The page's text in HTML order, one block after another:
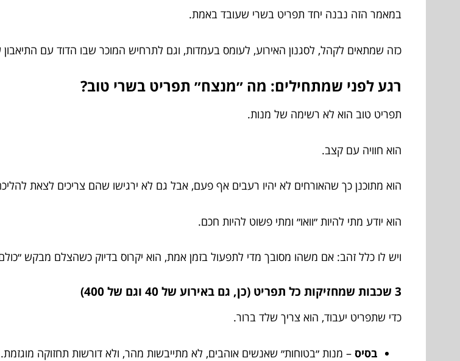
במאמר הזה נבנה יחד תפריט בשרי שעובד באמת.
כזה שמתאים לקהל, לסגנון האירוע, לעומס בעמדות, וגם לתרחיש המוכר שבו הדוד עם
רגע לפני שמתחילים: מה ״מנצח״ תפריט בשרי טוב?
תפריט טוב הוא לא רשימה של מנות.
הוא חוויה עם קצב.
הוא מתוכנן כך שהאורחים לא יהיו רעבים אף פעם, אבל גם לא ירגישו שהם צריכים לצאת
הוא יודע מתי להיות ״וואו״ ומתי פשוט להיות חכם.
ויש לו כלל זהב: אם משהו מסובך מדי לתפעול בזמן אמת, הוא יקרוס בדיוק כשהצלם מבקש
3 שכבות שמחזיקות כל תפריט (כן, גם באירוע של 40 וגם של 400)
כדי שתפריט יעבוד, הוא צריך שלד ברור.
בסיס – מנות ״בטוחות״ שאנשים אוהבים, לא מתייבשות מהר, ולא דורשות תחזוקה מוגזמת.